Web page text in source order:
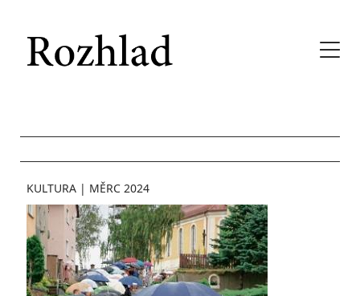
KULTURA | MĚRC 2024